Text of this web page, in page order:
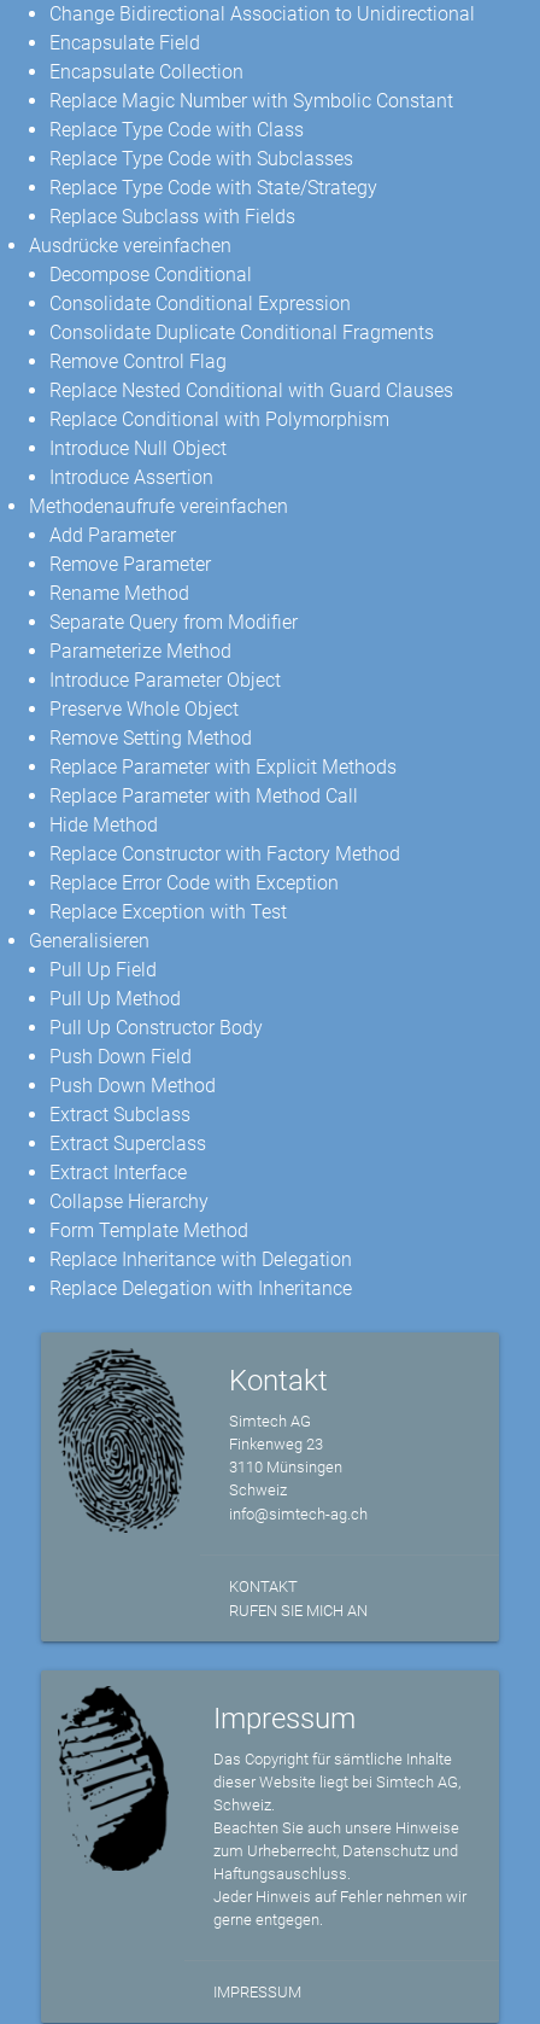
Change Bidirectional Association to Unidirectional
Encapsulate Field
Encapsulate Collection
Replace Magic Number with Symbolic Constant
Replace Type Code with Class
Replace Type Code with Subclasses
Replace Type Code with State/Strategy
Replace Subclass with Fields
Ausdrücke vereinfachen
Decompose Conditional
Consolidate Conditional Expression
Consolidate Duplicate Conditional Fragments
Remove Control Flag
Replace Nested Conditional with Guard Clauses
Replace Conditional with Polymorphism
Introduce Null Object
Introduce Assertion
Methodenaufrufe vereinfachen
Add Parameter
Remove Parameter
Rename Method
Separate Query from Modifier
Parameterize Method
Introduce Parameter Object
Preserve Whole Object
Remove Setting Method
Replace Parameter with Explicit Methods
Replace Parameter with Method Call
Hide Method
Replace Constructor with Factory Method
Replace Error Code with Exception
Replace Exception with Test
Generalisieren
Pull Up Field
Pull Up Method
Pull Up Constructor Body
Push Down Field
Push Down Method
Extract Subclass
Extract Superclass
Extract Interface
Collapse Hierarchy
Form Template Method
Replace Inheritance with Delegation
Replace Delegation with Inheritance
Kontakt
Simtech AG
Finkenweg 23
3110 Münsingen
Schweiz
info@simtech-ag.ch
KONTAKT
RUFEN SIE MICH AN
Impressum
Das Copyright für sämtliche Inhalte
dieser Website liegt bei Simtech AG,
Schweiz.
Beachten Sie auch unsere Hinweise
zum Urheberrecht, Datenschutz und
Haftungsauschluss.
Jeder Hinweis auf Fehler nehmen wir
gerne entgegen.
IMPRESSUM